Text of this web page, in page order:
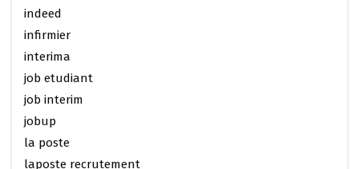
indeed
infirmier
interima
job etudiant
job interim
jobup
la poste
laposte recrutement